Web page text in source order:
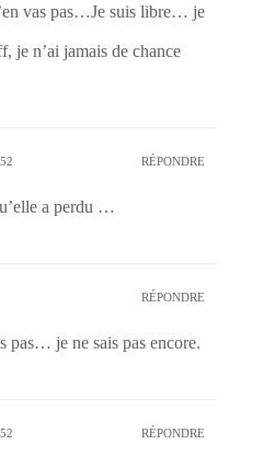
vas pas…Je suis libre… je
je n’ai jamais de chance
RÉPONDRE
a perdu …
RÉPONDRE
pas… je ne sais pas encore.
RÉPONDRE